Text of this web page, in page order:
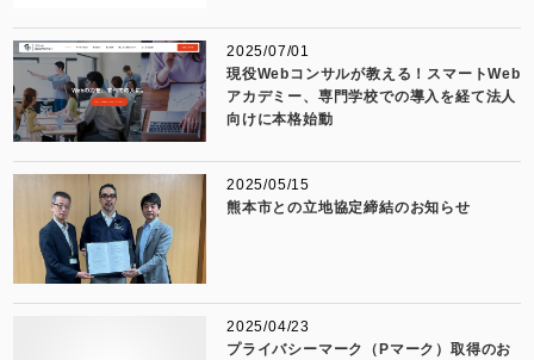
2025/07/01
現役Webコンサルが教える！スマートWeb
アカデミー、専門学校での導入を経て法人
向けに本格始動
2025/05/15
熊本市との立地協定締結のお知らせ
2025/04/23
プライバシーマーク（Pマーク）取得のお